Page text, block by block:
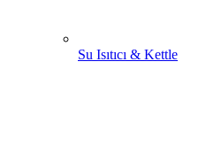
Su Isıtıcı & Kettle